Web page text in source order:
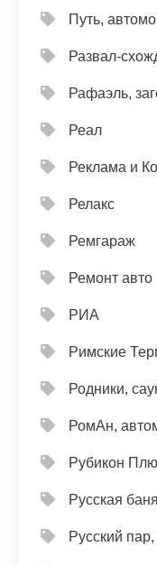
Путь,
Развал-
Рафаэль,
Реал
Реклама и
Релакс
Ремгараж
Ремонт авто
РИА
Римские
Родники,
РомАн,
Рубикон
Русская баня
Русский